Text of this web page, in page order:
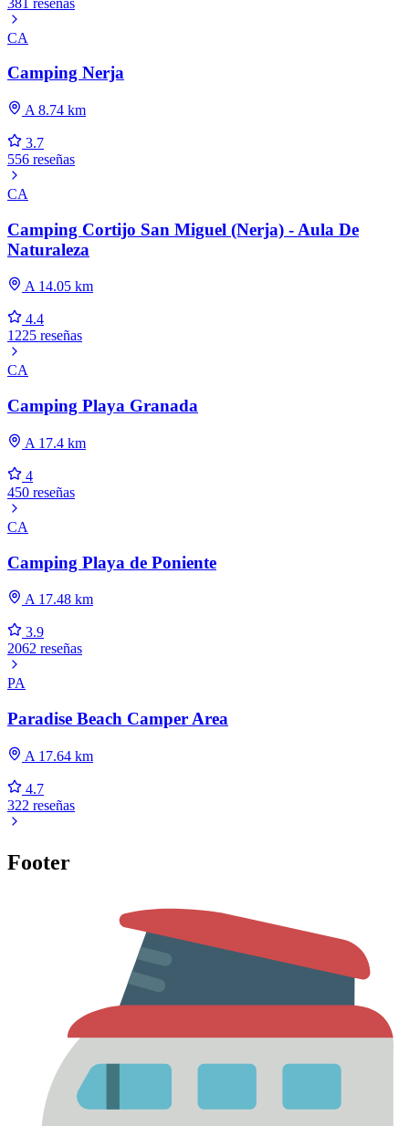
CA
Camping Nerja
A 8.74 km
3.7
556 reseñas
CA
Camping Cortijo San Miguel (Nerja) - Aula De
Naturaleza
A 14.05 km
4.4
1225 reseñas
CA
Camping Playa Granada
A 17.4 km
4
450 reseñas
CA
Camping Playa de Poniente
A 17.48 km
3.9
2062 reseñas
PA
Paradise Beach Camper Area
A 17.64 km
4.7
322 reseñas
Footer